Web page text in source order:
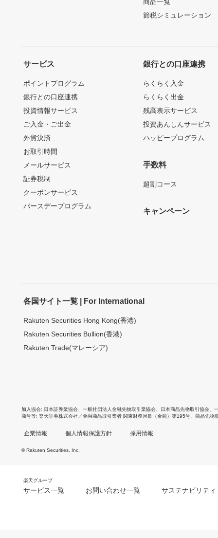
節税シミュレーション
サービス
ポイントプログラム
銀行との口座連携
投資情報サービス
ご入金・ご出金
外貨決済
お取引時間
メールサービス
証券税制
クーポンサービス
バースデープログラム
銀行との口座連携
らくらく入金
らくらく出金
残高表示サービス
投資あんしんサービス
ハッピープログラム
手数料
超割コース
キャンペーン
各国サイト一覧 | For International
Rakuten Securities Hong Kong(香港)
Rakuten Securities Bullion(香港)
Rakuten Trade(マレーシア)
加入協会 日本証券業協会 一般社団法人金融先物取引業協会 日本商品先物取引協会
商号等 楽天証券株式会社／金融商品取引業者 関東財務局長（金商）第195号、商品先物
企業情報 個人情報保護方針 採用情報
© Rakuten Securities, Inc.
楽天グループ
サービス一覧 お問い合わせ一覧 サステナビリティ